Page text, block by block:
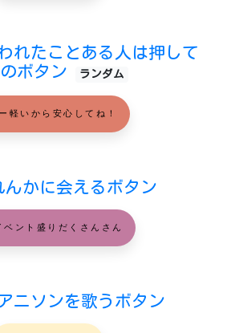
れたことある人は押して
ボタン
ランダム
軽いから安心してね！
んかに会えるボタン
ベント盛りだくさんさん
ニソンを歌うボタン